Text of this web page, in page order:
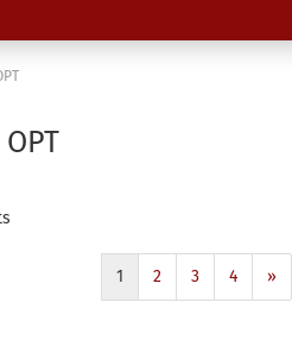
vergessen?
1 2 3 4 »